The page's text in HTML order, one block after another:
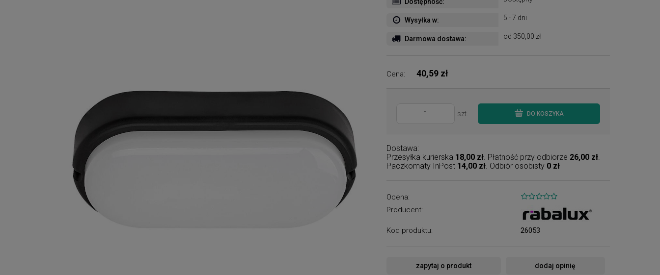
Wysyłka w: 5 - 7 dni
Darmowa dostawa: od 350,00 zł
Cena: 40,59 zł
szt. DO KOSZYKA
Dostawa:
Przesyłka kurierska 18,00 zł. Płatność przy odbiorze 26,00 zł.
Paczkomaty InPost 14,00 zł. Odbiór osobisty 0 zł
Ocena:
Producent:
Kod produktu: 26053
zapytaj o produkt dodaj opinię